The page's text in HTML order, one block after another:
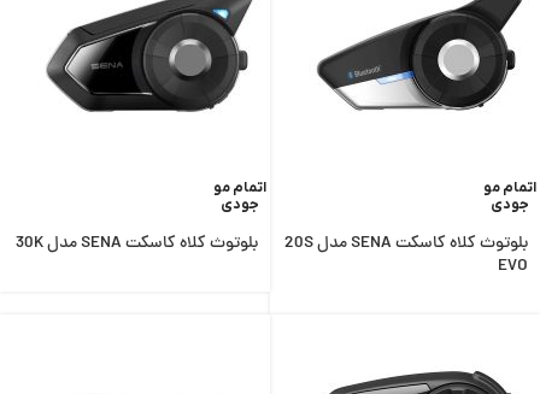
اتمام مو
جودی
بلوتوث کلاه کاسکت SENA مدل 20S
EVO
اتمام مو
جودی
بلوتوث کلاه کاسکت SENA مدل 30K